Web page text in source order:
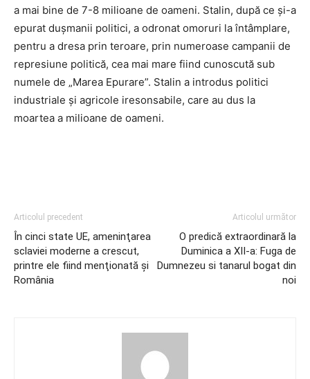
a mai bine de 7-8 milioane de oameni. Stalin, după ce și-a
epurat duşmanii politici, a odronat omoruri la întâmplare,
pentru a dresa prin teroare, prin numeroase campanii de
represiune politică, cea mai mare fiind cunoscută sub
numele de „Marea Epurare”. Stalin a introdus politici
industriale şi agricole iresonsabile, care au dus la
moartea a milioane de oameni.
Articolul precedent
În cinci state UE, ameninţarea
sclaviei moderne a crescut,
printre ele fiind menţionată și
România
Articolul următor
O predică extraordinară la
Duminica a XII-a: Fuga de
Dumnezeu si tanarul bogat din
noi